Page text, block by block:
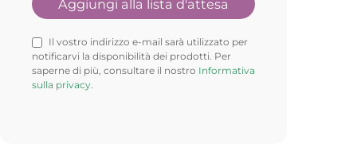
Il vostro indirizzo e-mail sarà utilizzato per
notificarvi la disponibilità dei prodotti. Per
saperne di più, consultare il nostro Informativa
sulla privacy.